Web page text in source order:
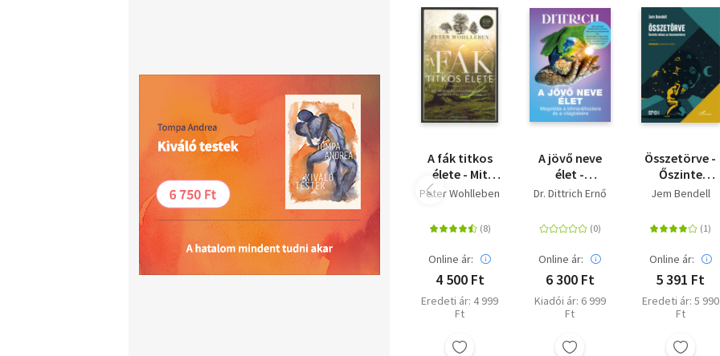
A fák titkos
élete - Mit
éreznek,
kommunikálnak?
Peter Wohlleben
Online ár:
4 500 Ft
Eredeti ár: 4 999
Ft
A jövő neve
élet -
Megoldás a
és a
világbékére
Dr. Dittrich Ernő
Online ár:
6 300 Ft
Kiadói ár: 6 999
Ft
Összetörve -
Őszinte
válasz az
Jem Bendell
Online ár:
5 391 Ft
Eredeti ár: 5 990
Ft